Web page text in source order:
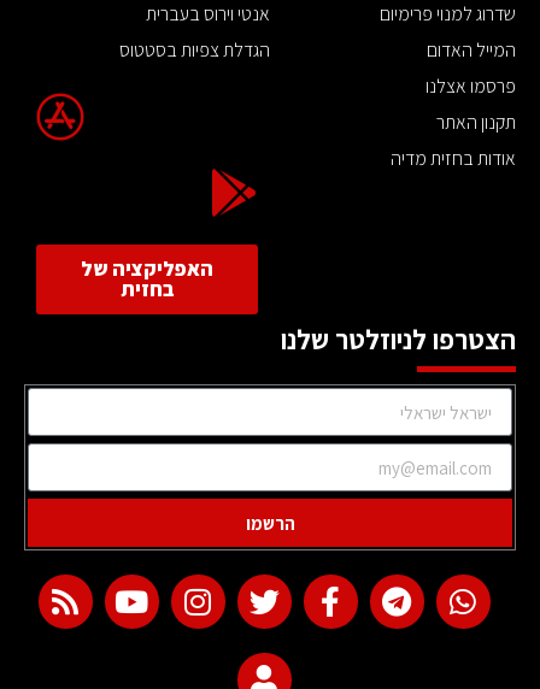
שדרוג למנוי פרימיום
המייל האדום
פרסמו אצלנו
תקנון האתר
אודות בחזית מדיה
אנטי וירוס בעברית
הגדלת צפיות בסטטוס
האפליקציה של
בחזית
הצטרפו לניוזלטר שלנו
הרשמו